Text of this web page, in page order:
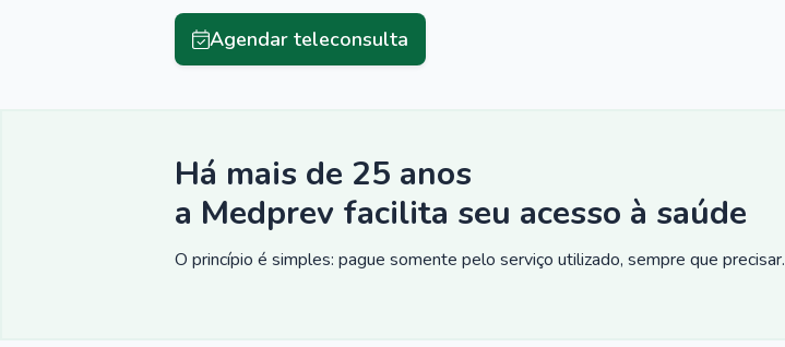
Agendar teleconsulta
Há mais de 25 anos
a Medprev facilita seu acesso à saúde
O princípio é simples: pague somente pelo serviço utilizado, sempre que precisar.